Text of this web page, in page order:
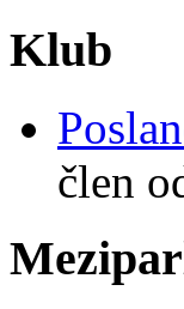
Klub
člen